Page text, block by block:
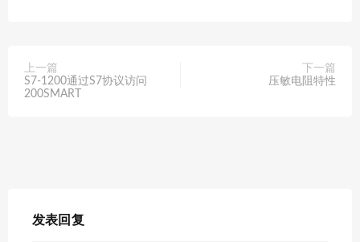
上一篇
S7-1200通过S7协议访问
200SMART
下一篇
压敏电阻特性
发表回复